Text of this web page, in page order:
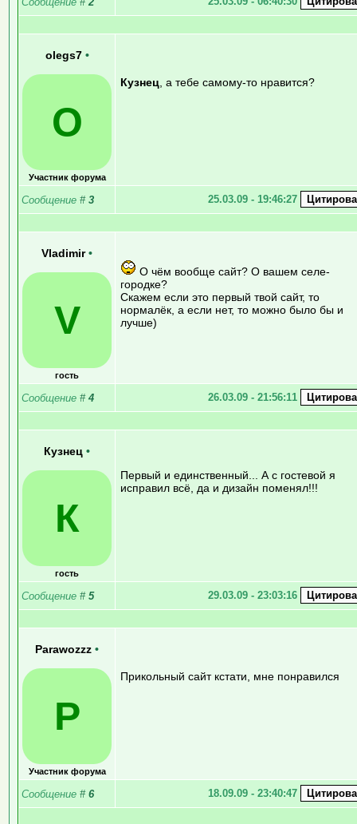
olegs7 •
O
Участник форума
Кузнец , а тебе самому-то нравится?
Сообщение # 3 25.03.09 - 19:46:27
Vladimir •
V
гость
О чём вообще сайт? О вашем селе-
городке?
Скажем если это первый твой сайт, то
нормалёк, а если нет, то можно было бы и
лучше)
Сообщение # 4 26.03.09 - 21:56:11
Кузнец •
К
гость
Первый и единственный... А с гостевой я
исправил всё, да и дизайн поменял!!!
Сообщение # 5 29.03.09 - 23:03:16
Parawozzz •
P
Участник форума
Прикольный сайт кстати, мне понравился
Сообщение # 6 18.09.09 - 23:40:47